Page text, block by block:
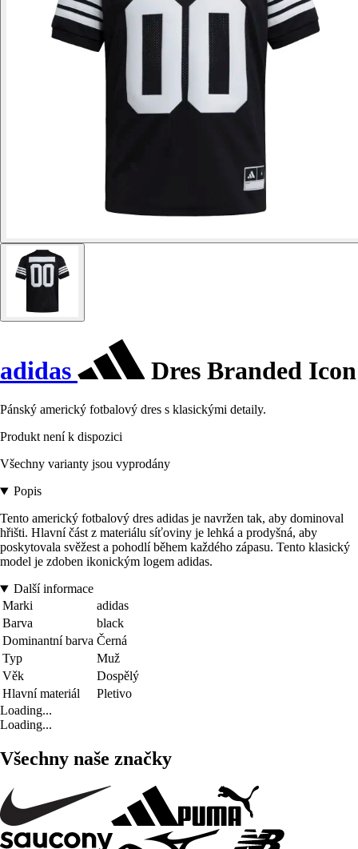
adidas Dres Branded Icon
Pánský americký fotbalový dres s klasickými detaily.
Produkt není k dispozici
Všechny varianty jsou vyprodány
Popis
Tento americký fotbalový dres adidas je navržen tak, aby dominoval
hřišti. Hlavní část z materiálu síťoviny je lehká a prodyšná, aby
poskytovala svěžest a pohodlí během každého zápasu. Tento klasický
model je zdoben ikonickým logem adidas.
Další informace
Marki
adidas
Barva
black
Dominantní barva Černá
Typ
Muž
Věk
Dospělý
Hlavní materiál
Pletivo
Loading...
Loading...
Všechny naše značky